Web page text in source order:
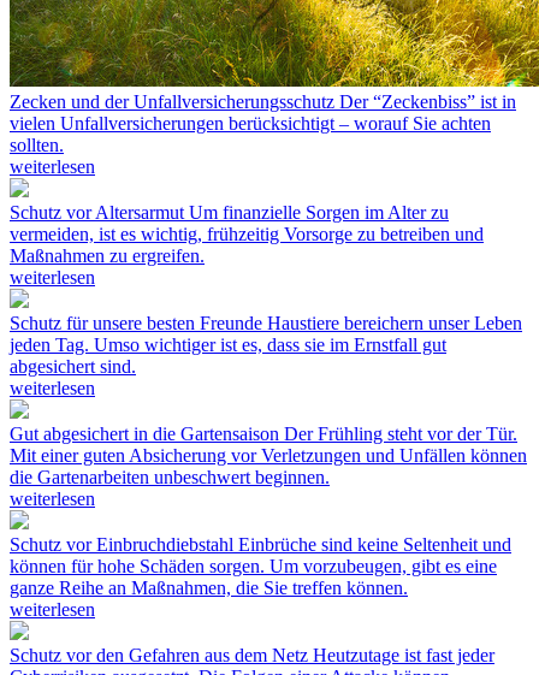
Zecken und der Unfallversicherungsschutz Der “Zeckenbiss” ist in
vielen Unfallversicherungen berücksichtigt – worauf Sie achten
sollten.
weiterlesen
Schutz vor Altersarmut Um finanzielle Sorgen im Alter zu
vermeiden, ist es wichtig, frühzeitig Vorsorge zu betreiben und
Maßnahmen zu ergreifen.
weiterlesen
Schutz für unsere besten Freunde Haustiere bereichern unser Leben
jeden Tag. Umso wichtiger ist es, dass sie im Ernstfall gut
abgesichert sind.
weiterlesen
Gut abgesichert in die Gartensaison Der Frühling steht vor der Tür.
Mit einer guten Absicherung vor Verletzungen und Unfällen können
die Gartenarbeiten unbeschwert beginnen.
weiterlesen
Schutz vor Einbruchdiebstahl Einbrüche sind keine Seltenheit und
können für hohe Schäden sorgen. Um vorzubeugen, gibt es eine
ganze Reihe an Maßnahmen, die Sie treffen können.
weiterlesen
Schutz vor den Gefahren aus dem Netz Heutzutage ist fast jeder